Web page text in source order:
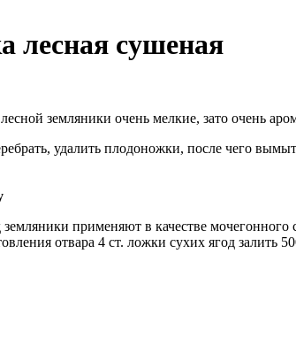
лесная сушеная
земляники очень мелкие, зато очень
удалить плодоножки, после чего
земляники применяют в качестве
отвара 4 ст. ложки сухих ягод